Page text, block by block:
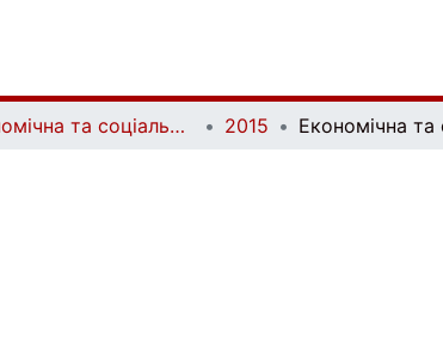
Економічна та соціальна географія | Ekonomichna ta Sotsialna Geografiya 2015